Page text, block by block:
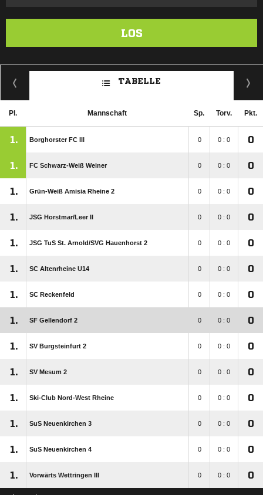
LOS
TABELLE
Pl. Mannschaft Sp. Torv. Pkt.
1. Borghorster FC III 0 0 : 0 0
1. FC Schwarz-Weiß Weiner 0 0 : 0 0
1. Grün-Weiß Amisia Rheine 2 0 0 : 0 0
1. JSG Horstmar/​Leer II 0 0 : 0 0
1. JSG TuS St. Arnold/​SVG Hauenhorst 2 0 0 : 0 0
1. SC Altenrheine U14 0 0 : 0 0
1. SC Reckenfeld 0 0 : 0 0
1. SF Gellendorf 2 0 0 : 0 0
1. SV Burgsteinfurt 2 0 0 : 0 0
1. SV Mesum 2 0 0 : 0 0
1. Ski-Club Nord-West Rheine 0 0 : 0 0
1. SuS Neuenkirchen 3 0 0 : 0 0
1. SuS Neuenkirchen 4 0 0 : 0 0
1. Vorwärts Wettringen III 0 0 : 0 0